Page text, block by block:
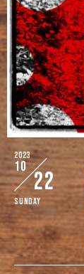
2023
10
22
Sunday